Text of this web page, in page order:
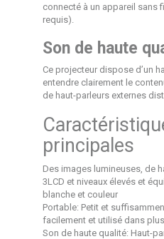
connecté à un appareil sans
requis).
Son de haute
Ce projecteur dispose d’un
entendre clairement le
de haut-parleurs externes
principales
Des images lumineuses, de
3LCD et niveaux élevés et
blanche et couleur
Portable: Petit et
facilement et utilisé dans
Son de haute qualité: Haut-